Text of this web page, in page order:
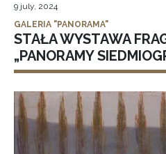
9 july, 2024
GALERIA "PANORAMA"
STAŁA WYSTAWA
„PANORAMY